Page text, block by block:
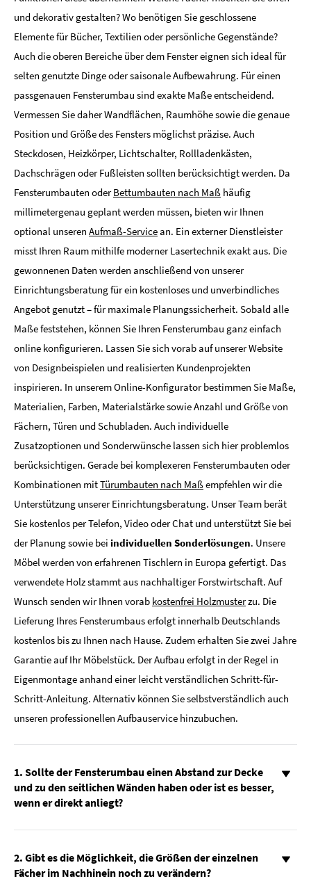
und dekorativ gestalten? Wo benötigen Sie geschlossene
Elemente für Bücher, Textilien oder persönliche Gegenstände?
Auch die oberen Bereiche über dem Fenster eignen sich ideal für
selten genutzte Dinge oder saisonale Aufbewahrung. Für einen
passgenauen Fensterumbau sind exakte Maße entscheidend.
Vermessen Sie daher Wandflächen, Raumhöhe sowie die genaue
Position und Größe des Fensters möglichst präzise. Auch
Steckdosen, Heizkörper, Lichtschalter, Rollladenkästen,
Dachschrägen oder Fußleisten sollten berücksichtigt werden. Da
Fensterumbauten oderBettumbauten nach Maß häufig
millimetergenau geplant werden müssen, bieten wir Ihnen
optional unseren Aufmaß-Servicean. Ein externer Dienstleister
misst Ihren Raum mithilfe moderner Lasertechnik exakt aus. Die
gewonnenen Daten werden anschließend von unserer
Einrichtungsberatung für ein kostenloses und unverbindliches
Angebot genutzt – für maximale Planungssicherheit. Sobald alle
Maße feststehen, können Sie Ihren Fensterumbau ganz einfach
online konfigurieren. Lassen Sie sich vorab auf unserer Website
von Designbeispielen und realisierten Kundenprojekten
inspirieren. In unserem Online-Konfigurator bestimmen Sie Maße,
Materialien, Farben, Materialstärke sowie Anzahl und Größe von
Fächern, Türen und Schubladen. Auch individuelle
Zusatzoptionen und Sonderwünsche lassen sich hier problemlos
berücksichtigen. Gerade bei komplexeren Fensterumbauten oder
Kombinationen mitTürumbauten nach Maßempfehlen wir die
Unterstützung unserer Einrichtungsberatung. Unser Team berät
Sie kostenlos per Telefon, Video oder Chat und unterstützt Sie bei
der Planung sowie bei individuellen Sonderlösungen. Unsere
Möbel werden von erfahrenen Tischlern in Europa gefertigt. Das
verwendete Holz stammt aus nachhaltiger Forstwirtschaft. Auf
Wunsch senden wir Ihnen vorab kostenfrei Holzmusterzu. Die
Lieferung Ihres Fensterumbaus erfolgt innerhalb Deutschlands
kostenlos bis zu Ihnen nach Hause. Zudem erhalten Sie zwei Jahre
Garantie auf Ihr Möbelstück. Der Aufbau erfolgt in der Regel in
Eigenmontage anhand einer leicht verständlichen Schritt-für-
Schritt-Anleitung. Alternativ können Sie selbstverständlich auch
unseren professionellen Aufbauservice hinzubuchen.
1. Sollte der Fensterumbau einen Abstand zur Decke
und zu den seitlichen Wänden haben oder ist es besser,
wenn er direkt anliegt?
2. Gibt es die Möglichkeit, die Größen der einzelnen
Fächer im Nachhinein noch zu verändern?